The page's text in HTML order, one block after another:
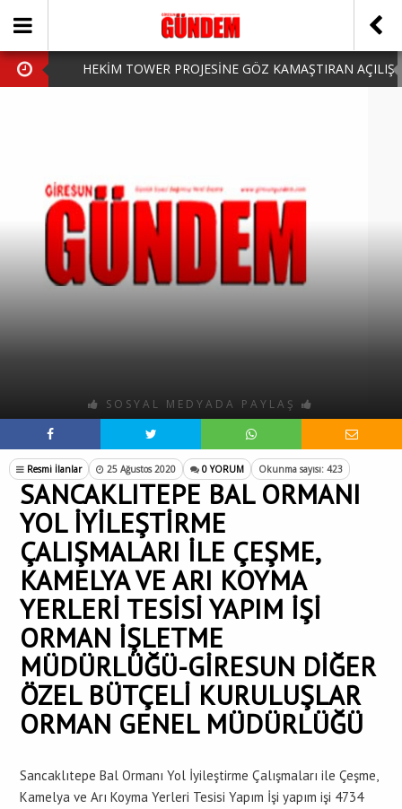
HEKİM TOWER PROJESİNE GÖZ KAMAŞTIRAN AÇILIŞ
HARUN CİCİ: VİDEOYU GÖRÜNCE GÖZLERİM DOLDU
SOSYAL MEDYADA PAYLAŞ
Resmi İlanlar 25 Ağustos 2020 0 YORUM Okunma sayısı: 423
SANCAKLITEPE BAL ORMANI
YOL İYİLEŞTİRME
ÇALIŞMALARI İLE ÇEŞME,
KAMELYA VE ARI KOYMA
YERLERİ TESİSİ YAPIM İŞİ
ORMAN İŞLETME
MÜDÜRLÜĞÜ-GİRESUN DİĞER
ÖZEL BÜTÇELİ KURULUŞLAR
ORMAN GENEL MÜDÜRLÜĞÜ
Sancaklıtepe Bal Ormanı Yol İyileştirme Çalışmaları ile Çeşme,
Kamelya ve Arı Koyma Yerleri Tesisi Yapım İşi yapım işi 4734